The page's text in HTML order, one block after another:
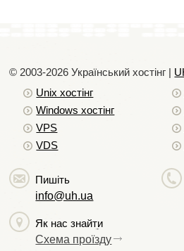
Punycode, необхідно увійти в
розділ "Ваш акаунт" ->
© 2003-2026 Український хостiнг |
Unix хостiнг
Windows хостiнг
VPS
VDS
Пишіть
info@uh.ua
Як нас знайти
Схема проїзду